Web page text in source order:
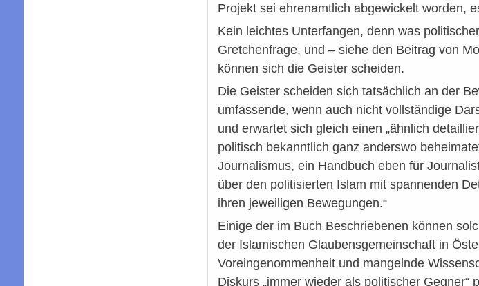
Projekt sei ehrenamtlich abgewickelt worden,
Kein leichtes Unterfangen, denn was
Gretchenfrage, und – siehe den Beitrag von
können sich die Geister scheiden.
Die Geister scheiden sich tatsächlich an der
umfassende, wenn auch nicht vollständige
und erwartet sich gleich einen „ähnlich
politisch bekanntlich ganz anderswo
Journalismus, ein Handbuch eben für
über den politisierten Islam mit spannenden
ihren jeweiligen Bewegungen.“
Einige der im Buch Beschriebenen können
der Islamischen Glaubensgemeinschaft in
Voreingenommenheit und mangelnde
Diskurs „immer wieder als politischer Gegner“